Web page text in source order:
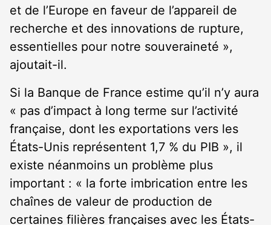
et de l’Europe en faveur de l’appareil de
recherche et des innovations de rupture,
essentielles pour notre souveraineté »,
ajoutait-il.
Si la Banque de France estime qu’il n’y aura
« pas d’impact à long terme sur l’activité
française, dont les exportations vers les
États-Unis représentent 1,7 % du PIB », il
existe néanmoins un problème plus
important : « la forte imbrication entre les
chaînes de valeur de production de
certaines filières françaises avec les États-